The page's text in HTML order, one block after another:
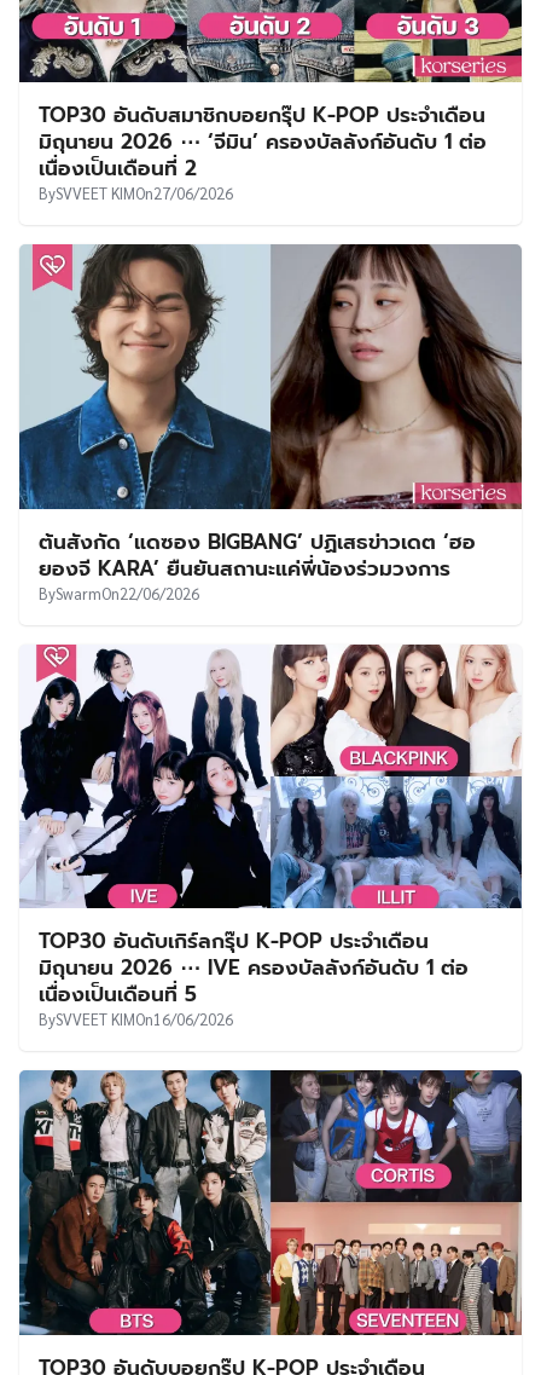
TOP30 อันดับสมาชิกบอยกรุ๊ป K-POP ประจำเดือน
มิถุนายน 2026 ⋯ ‘จีมิน’ ครองบัลลังก์อันดับ 1 ต่อ
เนื่องเป็นเดือนที่ 2
BySVVEET KIMOn27/06/2026
ต้นสังกัด ‘แดซอง BIGBANG’ ปฏิเสธข่าวเดต ‘ฮอ
ยองจี KARA’ ยืนยันสถานะแค่พี่น้องร่วมวงการ
BySwarmOn22/06/2026
TOP30 อันดับเกิร์ลกรุ๊ป K-POP ประจำเดือน
มิถุนายน 2026 ⋯ IVE ครองบัลลังก์อันดับ 1 ต่อ
เนื่องเป็นเดือนที่ 5
BySVVEET KIMOn16/06/2026
TOP30 อันดับบอยกรุ๊ป K-POP ประจำเดือน